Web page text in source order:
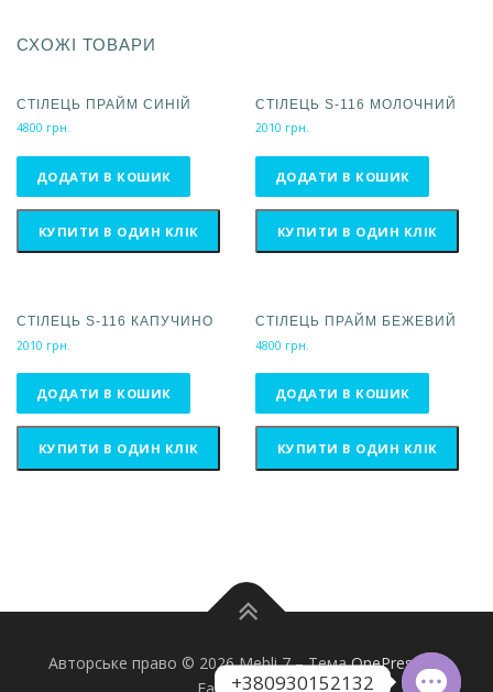
СХОЖІ ТОВАРИ
СТІЛЕЦЬ ПРАЙМ СИНІЙ
4800 грн.
ДОДАТИ В КОШИК
КУПИТИ В ОДИН КЛІК
СТІЛЕЦЬ S-116 МОЛОЧНИЙ
2010 грн.
ДОДАТИ В КОШИК
КУПИТИ В ОДИН КЛІК
СТІЛЕЦЬ S-116 КАПУЧИНО
2010 грн.
ДОДАТИ В КОШИК
КУПИТИ В ОДИН КЛІК
СТІЛЕЦЬ ПРАЙМ БЕЖЕВИЙ
4800 грн.
ДОДАТИ В КОШИК
КУПИТИ В ОДИН КЛІК
Авторське право © 2026 Mebli 7–ТемаOnePress